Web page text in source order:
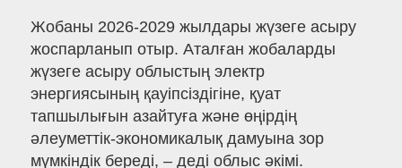
Жобаны 2026-2029 жылдары жүзеге асыру
жоспарланып отыр. Аталған жобаларды
жүзеге асыру облыстың электр
энергиясының қауіпсіздігіне, қуат
тапшылығын азайтуға және өңірдің
әлеуметтік-экономикалық дамуына зор
мүмкіндік береді, – деді облыс әкімі.